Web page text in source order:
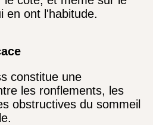
en ont l'habitude.
constitue une
les ronflements, les
obstructives du sommeil